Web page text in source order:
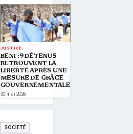
JUSTICE
BENI :9 DÉTENUS
RETROUVENT LA
LIBERTÉ APRÈS UNE
MESURE DE GRÂCE
GOUVERNEMENTALE
30 mai 2026
SOCIETÉ